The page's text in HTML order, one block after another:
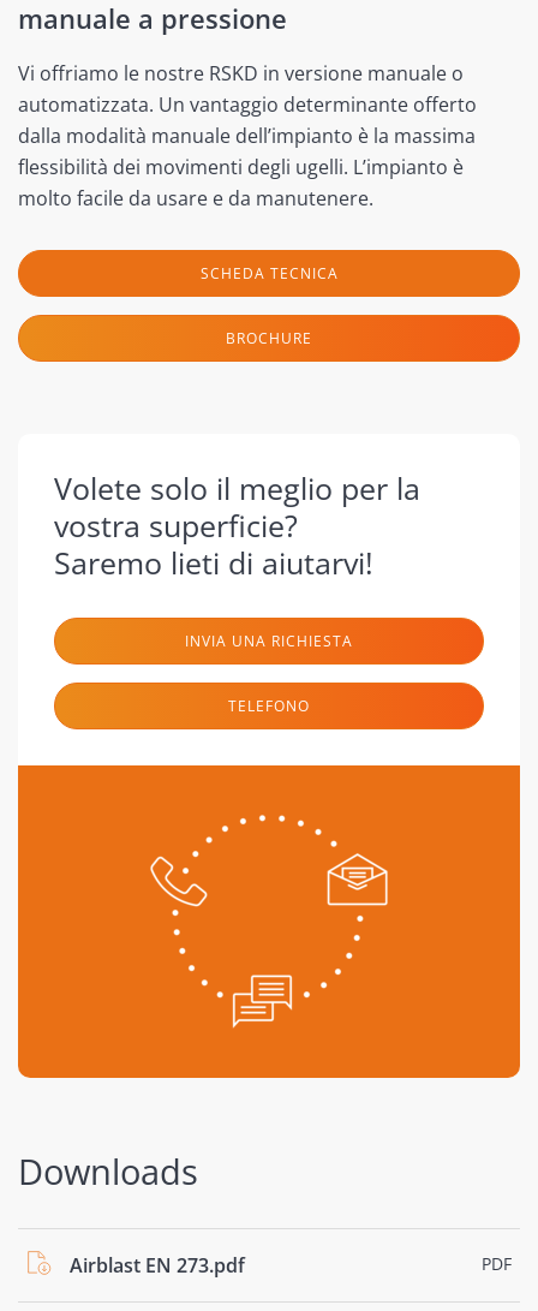
manuale a pressione
Vi offriamo le nostre RSKD in versione manuale o
automatizzata. Un vantaggio determinante offerto
dalla modalità manuale dell’impianto è la massima
flessibilità dei movimenti degli ugelli. L’impianto è
molto facile da usare e da manutenere.
SCHEDA TECNICA
BROCHURE
Volete solo il meglio per la
vostra superficie?
Saremo lieti di aiutarvi!
INVIA UNA RICHIESTA
TELEFONO
Downloads
Airblast EN 273.pdf PDF